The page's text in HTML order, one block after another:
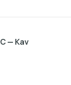
— Kav